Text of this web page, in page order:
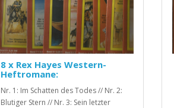
8 x Rex Hayes Western-
Heftromane:
Nr. 1: Im Schatten des Todes // Nr. 2:
Blutiger Stern // Nr. 3: Sein letzter